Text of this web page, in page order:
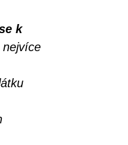
k
nejvíce